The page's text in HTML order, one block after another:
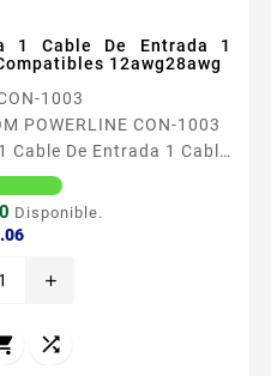
1 Cable De Entrada 1
12awg28awg
1003
POWERLINE CON-1003
Cable De Entrada 1 Cable
12awg28awg
de 1 Entrada a 1
sencilla y óptima
de conexión de
de operación...
Disponible.
Precio
add
